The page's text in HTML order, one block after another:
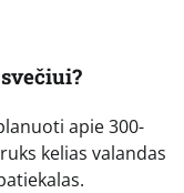
apie 300-
kelias valandas